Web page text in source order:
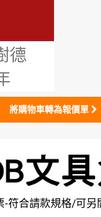
將購物車轉為報價單
-符合請款規格/可另